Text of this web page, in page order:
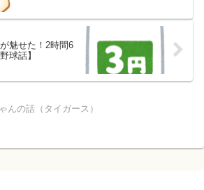
魅せた！2時間6
球話】
んの話（タイガース）